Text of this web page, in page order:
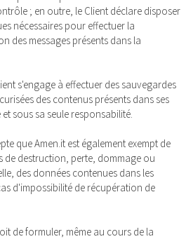
; en outre, le Client déclare disposer
nécessaires pour effectuer la
des messages présents dans la
s'engage à effectuer des sauvegardes
des contenus présents dans ses
sous sa seule responsabilité.
que Amen.it est également exempt de
de destruction, perte, dommage ou
des données contenues dans les
d'impossibilité de récupération de
de formuler, même au cours de la